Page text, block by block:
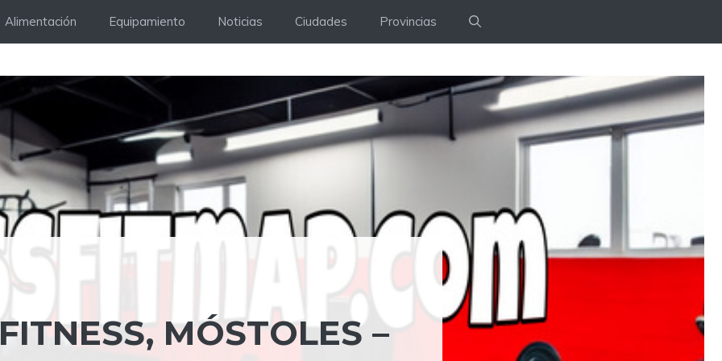
Alimentación Equipamiento Noticias Ciudades Provincias
MÓSTOLES –